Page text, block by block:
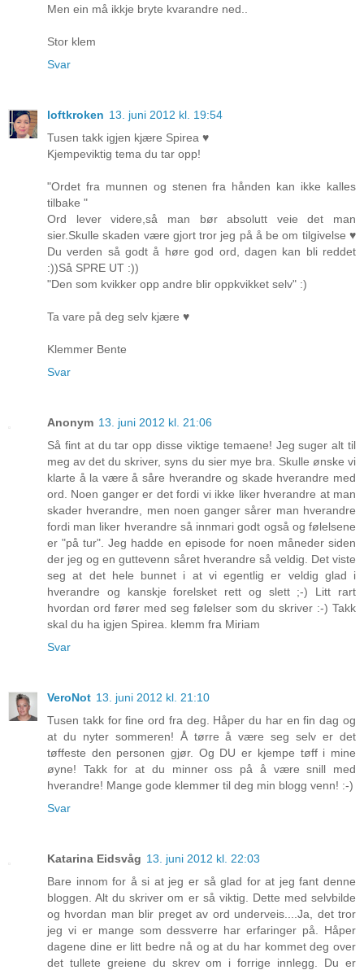
Men ein må ikkje bryte kvarandre ned..
Stor klem
Svar
loftkroken 13. juni 2012 kl. 19:54
Tusen takk igjen kjære Spirea ♥
Kjempeviktig tema du tar opp!
"Ordet fra munnen og stenen fra hånden kan ikke kalles
tilbake "
Ord lever videre,så man bør absolutt veie det man
sier.Skulle skaden være gjort tror jeg på å be om tilgivelse ♥
Du verden så godt å høre god ord, dagen kan bli reddet
:))Så SPRE UT :))
"Den som kvikker opp andre blir oppkvikket selv" :)
Ta vare på deg selv kjære ♥
Klemmer Bente
Svar
Anonym 13. juni 2012 kl. 21:06
Så fint at du tar opp disse viktige temaene! Jeg suger alt til
meg av det du skriver, syns du sier mye bra. Skulle ønske vi
klarte å la være å såre hverandre og skade hverandre med
ord. Noen ganger er det fordi vi ikke liker hverandre at man
skader hverandre, men noen ganger sårer man hverandre
fordi man liker hverandre så innmari godt også og følelsene
er "på tur". Jeg hadde en episode for noen måneder siden
der jeg og en guttevenn såret hverandre så veldig. Det viste
seg at det hele bunnet i at vi egentlig er veldig glad i
hverandre og kanskje forelsket rett og slett ;-) Litt rart
hvordan ord fører med seg følelser som du skriver :-) Takk
skal du ha igjen Spirea. klemm fra Miriam
Svar
VeroNot 13. juni 2012 kl. 21:10
Tusen takk for fine ord fra deg. Håper du har en fin dag og
at du nyter sommeren! Å tørre å være seg selv er det
tøffeste den personen gjør. Og DU er kjempe tøff i mine
øyne! Takk for at du minner oss på å være snill med
hverandre! Mange gode klemmer til deg min blogg venn! :-)
Svar
Katarina Eidsvåg 13. juni 2012 kl. 22:03
Bare innom for å si at jeg er så glad for at jeg fant denne
bloggen. Alt du skriver om er så viktig. Dette med selvbilde
og hvordan man blir preget av ord underveis....Ja, det tror
jeg vi er mange som dessverre har erfaringer på. Håper
dagene dine er litt bedre nå og at du har kommet deg over
det tullete greiene du skrev om i forrige innlegg. Du er